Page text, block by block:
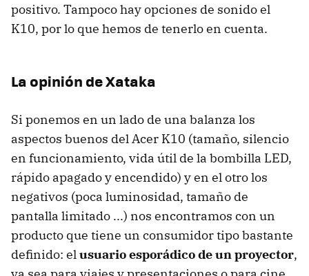
positivo. Tampoco hay opciones de sonido el
K10, por lo que hemos de tenerlo en cuenta.
La opinión de Xataka
Si ponemos en un lado de una balanza los
aspectos buenos del Acer K10 (tamaño, silencio
en funcionamiento, vida útil de la bombilla LED,
rápido apagado y encendido) y en el otro los
negativos (poca luminosidad, tamaño de
pantalla limitado ...) nos encontramos con un
producto que tiene un consumidor tipo bastante
definido: elusuario esporádico de un proyector,